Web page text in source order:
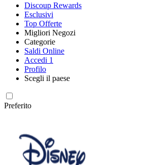
Discoup Rewards
Esclusivi
Top Offerte
Migliori Negozi
SHEIN
eBay
Categorie
Elettronica e
Abbigliamento
e Accessori
Saldi Online
Accedi 1
Profilo
Scegli il paese
Preferito